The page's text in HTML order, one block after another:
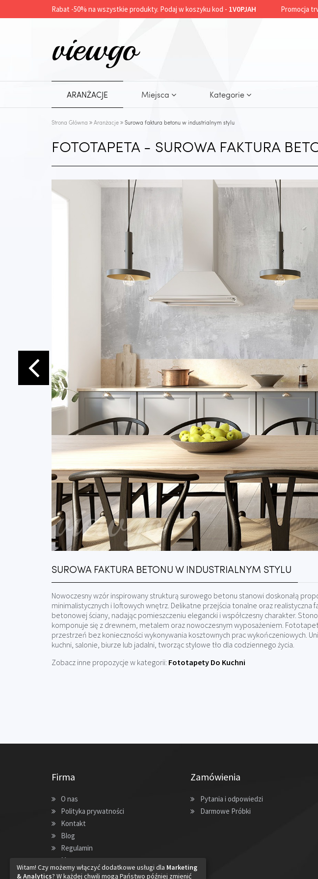
Rabat -50% na wszystkie produkty. Podaj w koszyku kod - 1V0PJAH Promocja
viewgo
ARANŻACJE Miejsca Kategorie
Strona Główna Aranżacje Surowa faktura betonu w industrialnym stylu
FOTOTAPETA - SUROWA FAKTURA
SUROWA FAKTURA BETONU W INDUSTRIALNYM STYLU
Nowoczesny wzór inspirowany strukturą surowego betonu stanowi doskonałą
minimalistycznych i loftowych wnętrz. Delikatne przejścia tonalne oraz
betonowej ściany, nadając pomieszczeniu elegancki i współczesny charakter.
komponuje się z drewnem, metalem oraz nowoczesnym wyposażeniem.
przestrzeń bez konieczności wykonywania kosztownych prac wykończeniowych.
kuchni, salonie, biurze lub jadalni, tworząc stylowe tło dla codziennego życia.
Zobacz inne propozycje w kategorii: Fototapety Do Kuchni
Firma
O nas
Polityka prywatności
Kontakt
Blog
Regulamin
Mapa strony
Zamówienia
Pytania i odpowiedzi
Darmowe Próbki
Witam! Czy możemy włączyć dodatkowe usługi dla Marketing
& Analytics? W każdej chwili mogą Państwo później zmienić